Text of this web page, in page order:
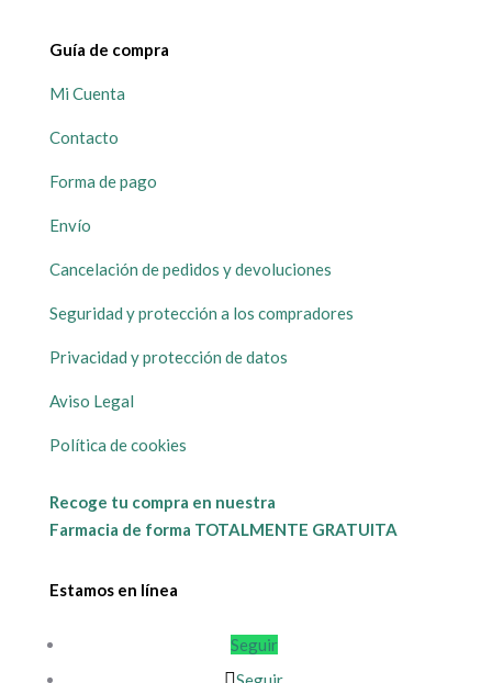
Guía de compra
Mi Cuenta
Contacto
Forma de pago
Envío
Cancelación de pedidos y devoluciones
Seguridad y protección a los compradores
Privacidad y protección de datos
Aviso Legal
Política de cookies
Recoge tu compra en nuestra
Farmacia de forma TOTALMENTE GRATUITA
Estamos en línea
Seguir